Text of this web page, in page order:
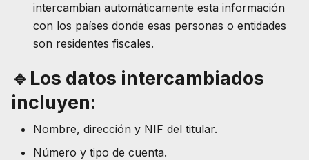
intercambian automáticamente esta información
con los países donde esas personas o entidades
son residentes fiscales.
🔹Los datos intercambiados
incluyen:
Nombre, dirección y NIF del titular.
Número y tipo de cuenta.